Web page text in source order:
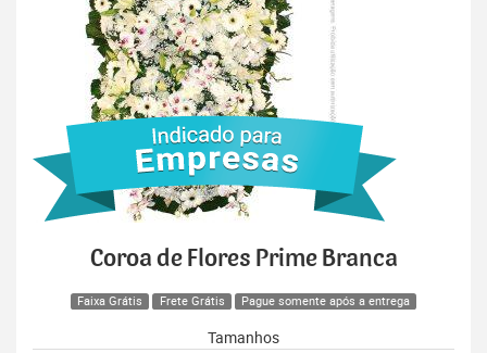
Coroa de Flores Prime Branca
Faixa Grátis Frete Grátis Pague somente após a entrega
Tamanhos